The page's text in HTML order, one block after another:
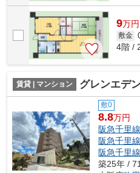
9万円
敷金
4階 /
賃貸 | マンション グレンエデ
敷0
8.8万円
阪急千里線
阪急千里線
阪急千里線
築25年 /